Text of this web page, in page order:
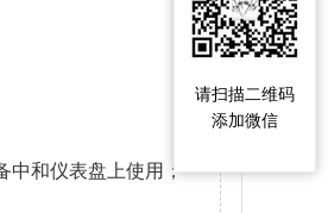
和仪表盘上使用；
请扫描二维码
添加微信